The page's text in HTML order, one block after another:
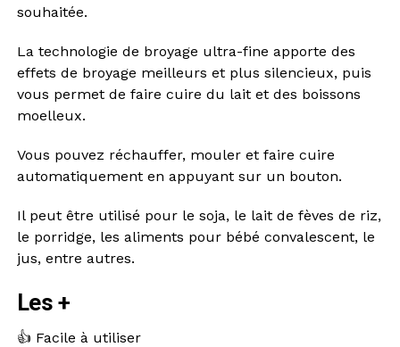
souhaitée.
La technologie de broyage ultra-fine apporte des
effets de broyage meilleurs et plus silencieux, puis
vous permet de faire cuire du lait et des boissons
moelleux.
Vous pouvez réchauffer, mouler et faire cuire
automatiquement en appuyant sur un bouton.
Il peut être utilisé pour le soja, le lait de fèves de riz,
le porridge, les aliments pour bébé convalescent, le
jus, entre autres.
Les +
👍 Facile à utiliser